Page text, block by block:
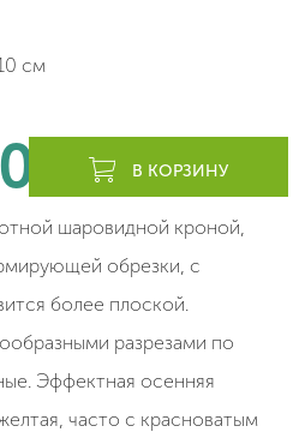
см
леевВ КОРЗИНУ
шаровидной кроной,
обрезки, с
более плоской.
разрезами по
Эффектная осенняя
часто с красноватым